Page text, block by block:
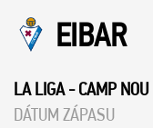
EIBAR
LA LIGA-CAMP NOU
DÁTUM ZÁPASU